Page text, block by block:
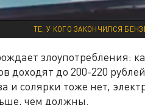
ТЕ, У КОГО ЗАКОНЧИЛСЯ
злоупотребления:
доходят до 200-220
и солярки тоже нет,
чем должны.